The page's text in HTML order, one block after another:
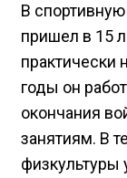
В
пришел в 15
практически
годы он
окончания
занятиям. В
физкультуры